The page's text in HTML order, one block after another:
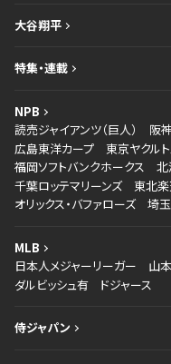
大谷翔平
特集・連載
NPB
読売ジャイアンツ（巨人）
阪
広島東洋カープ
東京ヤクル
福岡ソフトバンクホークス
北
千葉ロッテマリーンズ
東北
オリックス・バファローズ
埼
MLB
日本人メジャーリーガー
山
ダルビッシュ有
ドジャース
侍ジャパン